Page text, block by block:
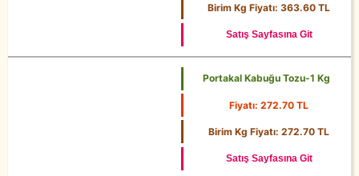
Birim Kg Fiyatı: 363.60 TL
Satış Sayfasına Git
Portakal Kabuğu Tozu-1 Kg
Fiyatı: 272.70 TL
Birim Kg Fiyatı: 272.70 TL
Satış Sayfasına Git